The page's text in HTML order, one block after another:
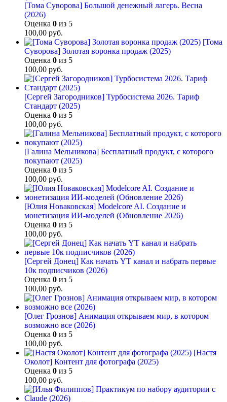
[Тома Суворова] Большой денежный лагерь. Весна
(2026)
Оценка 0 из 5
100,00 руб.
[Тома
Суворова] Золотая воронка продаж (2025)
Оценка 0 из 5
100,00 руб.
[Сергей Загородников] Турбосистема 2026. Тариф
Стандарт (2025)
Оценка 0 из 5
100,00 руб.
[Галина Мельникова] Бесплатный продукт, с которого
покупают (2025)
Оценка 0 из 5
100,00 руб.
[Юлия Новаковская] Modelcore AI. Создание и
монетизация ИИ-моделей (Обновление 2026)
Оценка 0 из 5
100,00 руб.
[Сергей Донец] Как начать YT канал и набрать первые
10к подписчиков (2026)
Оценка 0 из 5
100,00 руб.
[Олег Грознов] Анимация открываем мир, в котором
возможно все (2026)
Оценка 0 из 5
100,00 руб.
[Настя
Околот] Контент для фотографа (2025)
Оценка 0 из 5
100,00 руб.